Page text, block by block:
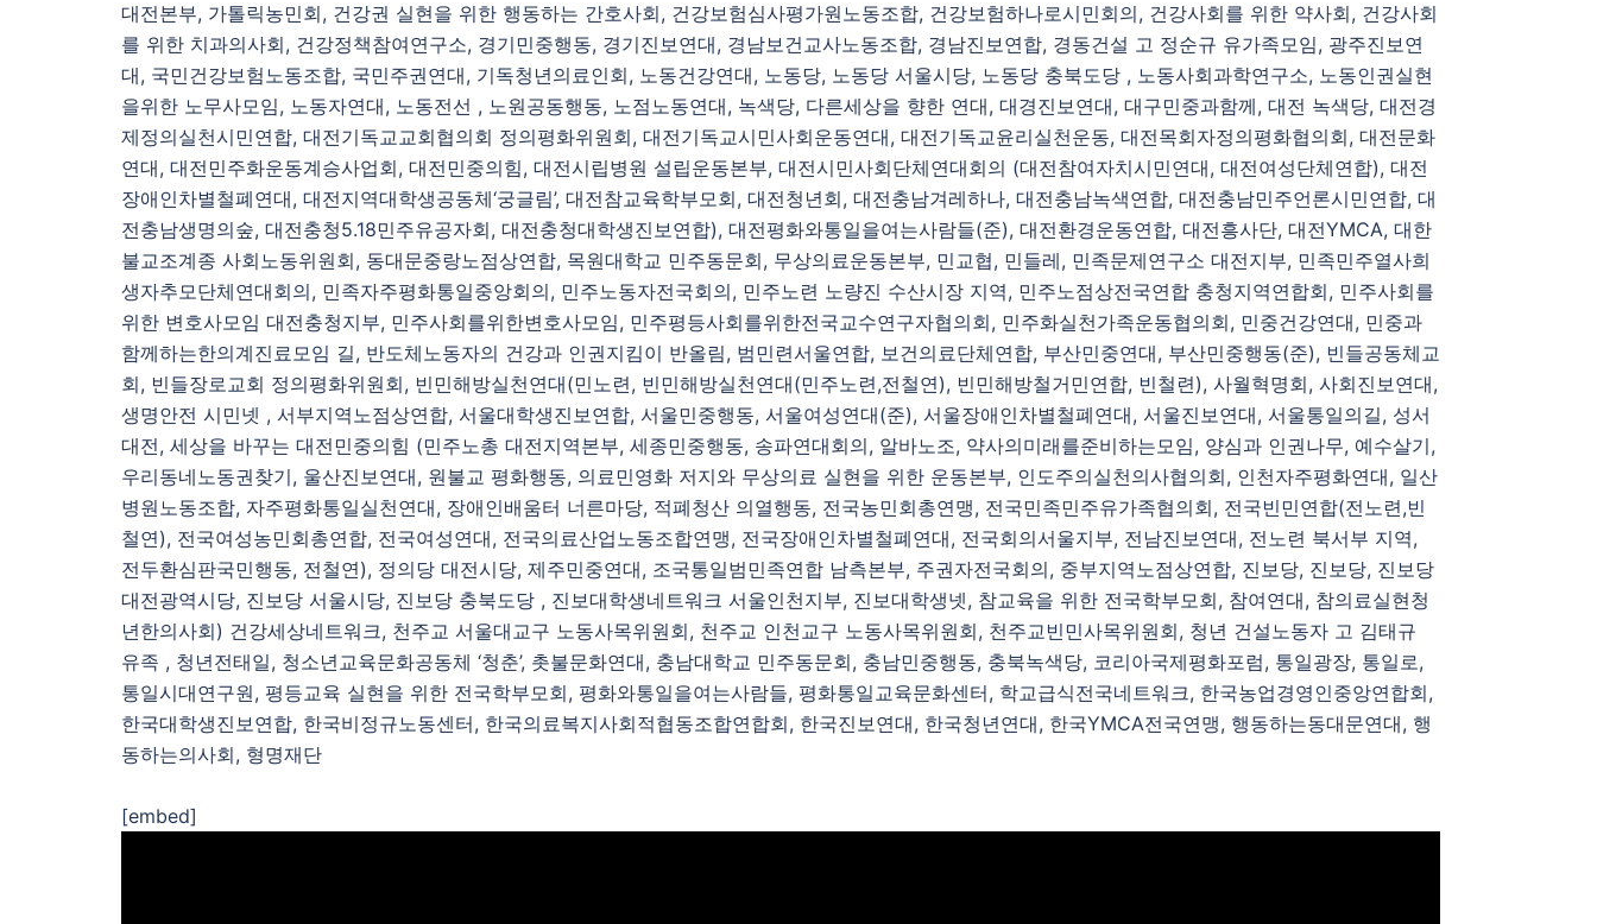
대전본부, 가톨릭농민회, 건강권 실현을 위한 행동하는 간호사회, 건강보험심사평가원노동조합, 건강보험하나로시민회의, 건강사회를 위한 약사회, 건강사회
를 위한 치과의사회, 건강정책참여연구소, 경기민중행동, 경기진보연대, 경남보건교사노동조합, 경남진보연합, 경동건설 고 정순규 유가족모임, 광주진보연
대, 국민건강보험노동조합, 국민주권연대, 기독청년의료인회, 노동건강연대, 노동당, 노동당 서울시당, 노동당 충북도당 , 노동사회과학연구소, 노동인권실현
을위한 노무사모임, 노동자연대, 노동전선 , 노원공동행동, 노점노동연대, 녹색당, 다른세상을 향한 연대, 대경진보연대, 대구민중과함께, 대전 녹색당, 대전경
제정의실천시민연합, 대전기독교교회협의회 정의평화위원회, 대전기독교시민사회운동연대, 대전기독교윤리실천운동, 대전목회자정의평화협의회, 대전문화
연대, 대전민주화운동계승사업회, 대전민중의힘, 대전시립병원 설립운동본부, 대전시민사회단체연대회의 (대전참여자치시민연대, 대전여성단체연합), 대전
장애인차별철폐연대, 대전지역대학생공동체‘궁글림’, 대전참교육학부모회, 대전청년회, 대전충남겨레하나, 대전충남녹색연합, 대전충남민주언론시민연합, 대
전충남생명의숲, 대전충청5.18민주유공자회, 대전충청대학생진보연합), 대전평화와통일을여는사람들(준), 대전환경운동연합, 대전흥사단, 대전YMCA, 대한
불교조계종 사회노동위원회, 동대문중랑노점상연합, 목원대학교 민주동문회, 무상의료운동본부, 민교협, 민들레, 민족문제연구소 대전지부, 민족민주열사희
생자추모단체연대회의, 민족자주평화통일중앙회의, 민주노동자전국회의, 민주노련 노량진 수산시장 지역, 민주노점상전국연합 충청지역연합회, 민주사회를
위한 변호사모임 대전충청지부, 민주사회를위한변호사모임, 민주평등사회를위한전국교수연구자협의회, 민주화실천가족운동협의회, 민중건강연대, 민중과
함께하는한의계진료모임 길, 반도체노동자의 건강과 인권지킴이 반올림, 범민련서울연합, 보건의료단체연합, 부산민중연대, 부산민중행동(준), 빈들공동체교
회, 빈들장로교회 정의평화위원회, 빈민해방실천연대(민노련, 빈민해방실천연대(민주노련,전철연), 빈민해방철거민연합, 빈철련), 사월혁명회, 사회진보연대,
생명안전 시민넷 , 서부지역노점상연합, 서울대학생진보연합, 서울민중행동, 서울여성연대(준), 서울장애인차별철폐연대, 서울진보연대, 서울통일의길, 성서
대전, 세상을 바꾸는 대전민중의힘 (민주노총 대전지역본부, 세종민중행동, 송파연대회의, 알바노조, 약사의미래를준비하는모임, 양심과 인권나무, 예수살기,
우리동네노동권찾기, 울산진보연대, 원불교 평화행동, 의료민영화 저지와 무상의료 실현을 위한 운동본부, 인도주의실천의사협의회, 인천자주평화연대, 일산
병원노동조합, 자주평화통일실천연대, 장애인배움터 너른마당, 적폐청산 의열행동, 전국농민회총연맹, 전국민족민주유가족협의회, 전국빈민연합(전노련,빈
철연), 전국여성농민회총연합, 전국여성연대, 전국의료산업노동조합연맹, 전국장애인차별철폐연대, 전국회의서울지부, 전남진보연대, 전노련 북서부 지역,
전두환심판국민행동, 전철연), 정의당 대전시당, 제주민중연대, 조국통일범민족연합 남측본부, 주권자전국회의, 중부지역노점상연합, 진보당, 진보당, 진보당
대전광역시당, 진보당 서울시당, 진보당 충북도당 , 진보대학생네트워크 서울인천지부, 진보대학생넷, 참교육을 위한 전국학부모회, 참여연대, 참의료실현청
년한의사회) 건강세상네트워크, 천주교 서울대교구 노동사목위원회, 천주교 인천교구 노동사목위원회, 천주교빈민사목위원회, 청년 건설노동자 고 김태규
유족 , 청년전태일, 청소년교육문화공동체 ‘청춘’, 촛불문화연대, 충남대학교 민주동문회, 충남민중행동, 충북녹색당, 코리아국제평화포럼, 통일광장, 통일로,
통일시대연구원, 평등교육 실현을 위한 전국학부모회, 평화와통일을여는사람들, 평화통일교육문화센터, 학교급식전국네트워크, 한국농업경영인중앙연합회,
한국대학생진보연합, 한국비정규노동센터, 한국의료복지사회적협동조합연합회, 한국진보연대, 한국청년연대, 한국YMCA전국연맹, 행동하는동대문연대, 행
동하는의사회, 형명재단
[embed]